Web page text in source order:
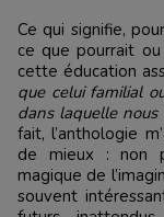
Ce qui signifie,
ce que pourrait
cette éducation
que celui familial
dans laquelle
fait, l’anthologie
de mieux : non
magique de
souvent